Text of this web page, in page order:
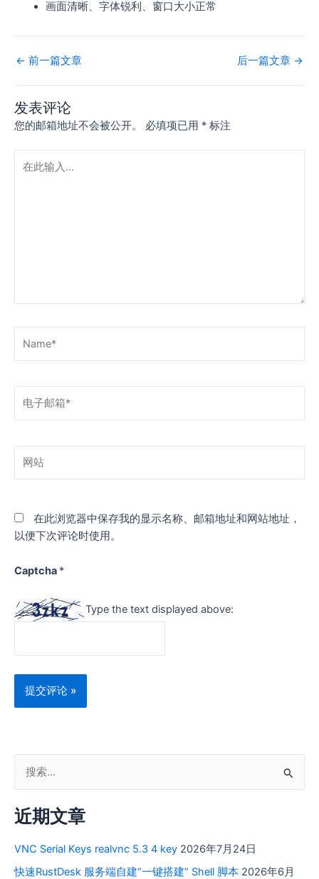
画面清晰、字体锐利、窗口大小正常
← 前一篇文章 后一篇文章 →
发表评论
您的邮箱地址不会被公开。 必填项已用 * 标注
箱
站
在此浏览器中保存我的显示名称、邮箱地址和网站地址，
以便下次评论时使用。
Captcha *
Type the text displayed above:
：
近期文章
VNC Serial Keys realvnc 5.3 4 key 2026年7月24日
快速RustDesk 服务端自建“一键搭建” Shell 脚本 2026年6月